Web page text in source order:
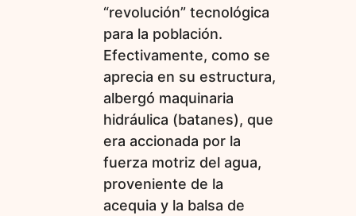
“revolución” tecnológica
para la población.
Efectivamente, como se
aprecia en su estructura,
albergó maquinaria
hidráulica (batanes), que
era accionada por la
fuerza motriz del agua,
proveniente de la
acequia y la balsa de